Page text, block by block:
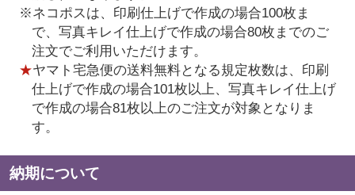
※ネコポスは、印刷仕上げで作成の場合100枚ま
で、写真キレイ仕上げで作成の場合80枚までのご
注文でご利用いただけます。
★ヤマト宅急便の送料無料となる規定枚数は、印刷
仕上げで作成の場合101枚以上、写真キレイ仕上げ
で作成の場合81枚以上のご注文が対象となりま
す。
納期について